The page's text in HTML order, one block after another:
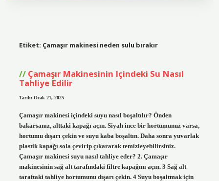
Etiket: Çamaşır makinesi neden sulu bırakır
Çamaşır Makinesinin Içindeki Su Nasıl
Tahliye Edilir
Tarih: Ocak 21, 2025
Çamaşır makinesi içindeki suyu nasıl boşaltılır? Önden
bakarsanız, alttaki kapağı açın. Siyah ince bir hortumunuz varsa,
hortumu dışarı çekin ve suyu kaba boşaltın. Daha sonra yuvarlak
plastik kapağı sola çevirip çıkararak temizleyebilirsiniz.
Çamaşır makinesi suyu nasıl tahliye eder? 2. Çamaşır
makinesinin sağ alt tarafındaki filtre kapağını açın. 3 Sağ alt
taraftaki tahliye hortumunu dışarı çekin. 4 Suyu boşaltmak için